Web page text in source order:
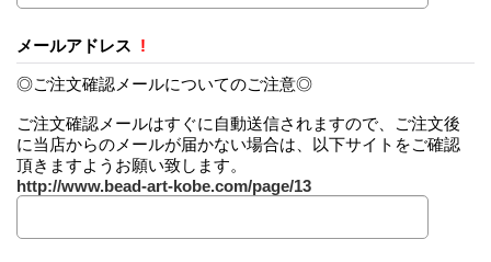
メールアドレス !
◎ご注文確認メールについてのご注意◎
ご注文確認メールはすぐに自動送信されますので、ご注文後
に当店からのメールが届かない場合は、以下サイトをご確認
頂きますようお願い致します。
http://www.bead-art-kobe.com/page/13